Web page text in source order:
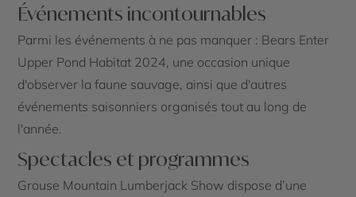
Événements incontournables
Parmi les événements à ne pas manquer : Bears Enter
Upper Pond Habitat 2024, une occasion unique
d'observer la faune sauvage, ainsi que d'autres
événements saisonniers organisés tout au long de
l'année.
Spectacles et programmes
Grouse Mountain Lumberjack Show dispose d’une